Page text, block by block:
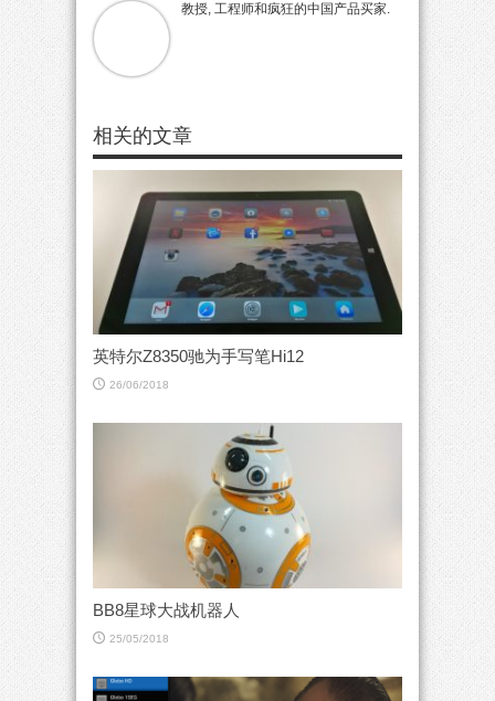
教授, 工程师和疯狂的中国产品买家.
相关的文章
英特尔Z8350驰为手写笔Hi12
26/06/2018
BB8星球大战机器人
25/05/2018